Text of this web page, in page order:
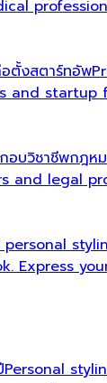
อตั้งสตาร์ทอัพ
and startup
อบวิชาชีพกฎห
and legal
Express
Personal